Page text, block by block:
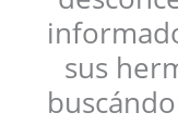
sus